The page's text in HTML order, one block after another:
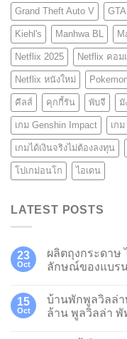
Grand Theft Auto V GTA
Kiehl's Manhwa BL
Netflix 2025 Netflix คอม
Netflix หนังใหม่
คีลส์ คุกกี้รัน พับจี มั
เกม Genshin Impact เก
เกมได้เงินจริงไม่ต้องลงทุน
โปเกม่อนโก ไอเดน
LATEST POSTS
23
Oct
ผลิตถุงกระดา
ลักษณ์ของแบร
15
Oct
บ้านพักพูลวิลล่า
ล้าน พูลวิลล่า พั